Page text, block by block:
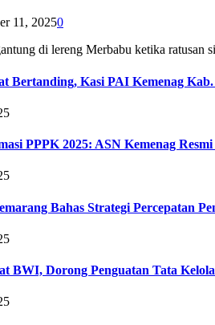
11, 20250
di lereng Merbabu ketika
Bertanding, Kasi PAI Kemenag
PPPK 2025: ASN Kemenag
Bahas Strategi Percepatan
BWI, Dorong Penguatan Tata